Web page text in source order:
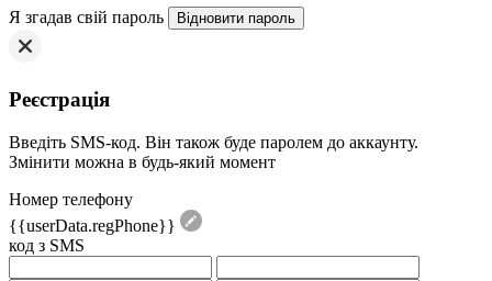
Я згадав свій пароль
Реєстрація
Введіть SMS-код. Він також буде паролем до аккаунту.
Змінити можна в будь-який момент
Номер телефону
{{userData.regPhone}}
код з SMS